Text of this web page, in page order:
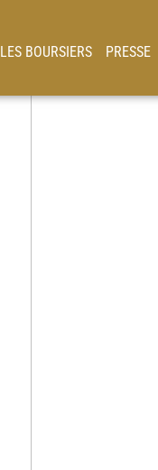
LES BOURSIERS PRESSE